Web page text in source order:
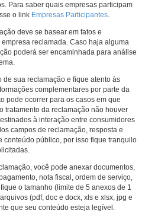
Para saber quais empresas participam
o link Empresas Participantes.
deve se basear em fatos e
reclamada. Caso haja alguma
poderá ser encaminhada para análise
de sua reclamação e fique atento às
complementares por parte da
pode ocorrer para os casos em que
tratamento da reclamação não houver
à interação entre consumidores
campos de reclamação, resposta e
conteúdo público, por isso fique tranquilo
você pode anexar documentos,
nota fiscal, ordem de serviço,
o tamanho (limite de 5 anexos de 1
(pdf, doc e docx, xls e xlsx, jpg e
que seu conteúdo esteja legível.